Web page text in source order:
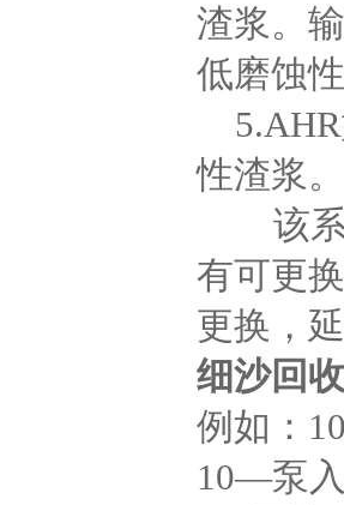
渣浆。
低磨蚀
5.AHR
性渣浆
该系
有可更
更换，
细沙回
例如：
10—泵